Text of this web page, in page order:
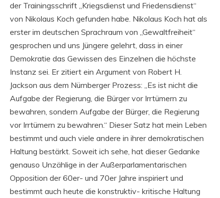
der Trainingsschrift „Kriegsdienst und Friedensdienst“
von Nikolaus Koch gefunden habe. Nikolaus Koch hat als
erster im deutschen Sprachraum von „Gewaltfreiheit“
gesprochen und uns Jüngere gelehrt, dass in einer
Demokratie das Gewissen des Einzelnen die höchste
Instanz sei. Er zitiert ein Argument von Robert H.
Jackson aus dem Nürnberger Prozess: „Es ist nicht die
Aufgabe der Regierung, die Bürger vor Irrtümern zu
bewahren, sondern Aufgabe der Bürger, die Regierung
vor Irrtümern zu bewahren.“ Dieser Satz hat mein Leben
bestimmt und auch viele andere in ihrer demokratischen
Haltung bestärkt. Soweit ich sehe, hat dieser Gedanke
genauso Unzählige in der Außerparlamentarischen
Opposition der 60er- und 70er Jahre inspiriert und
bestimmt auch heute die konstruktiv- kritische Haltung